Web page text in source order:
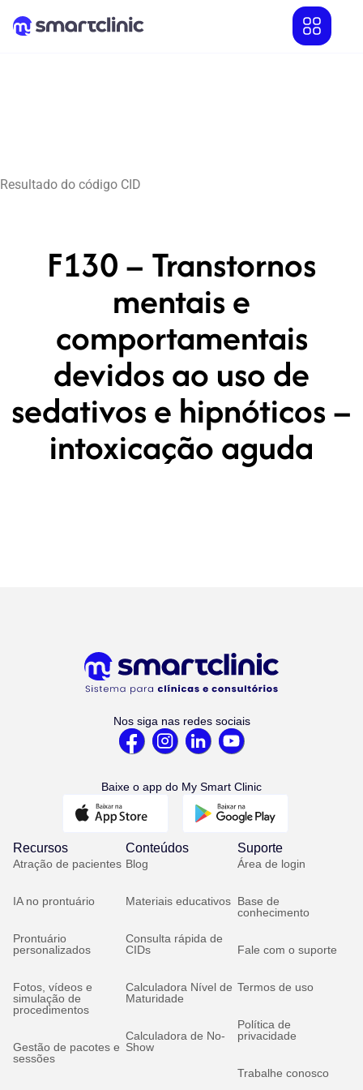
Resultado do código CID
F130 – Transtornos
mentais e
comportamentais
devidos ao uso de
sedativos e hipnóticos –
intoxicação aguda
Nos siga nas redes sociais
Baixe o app do My Smart Clinic
Recursos
Atração de pacientes
IA no prontuário
Prontuário
personalizados
Fotos, vídeos e
simulação de
procedimentos
Gestão de pacotes e
sessões
Conteúdos
Blog
Materiais educativos
Consulta rápida de
CIDs
Calculadora Nível de
Maturidade
Calculadora de No-
Show
Suporte
Área de login
Base de
conhecimento
Fale com o suporte
Termos de uso
Política de
privacidade
Trabalhe conosco